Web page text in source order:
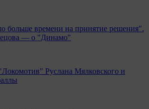
больше времени на принятие решения".
— о "Динамо"
Руслана Мялковского и